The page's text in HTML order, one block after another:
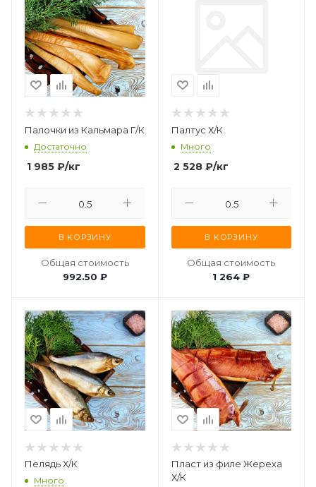
Палочки из Кальмара Г/К
Достаточно
1 985 ₽/кг
В КОРЗИНУ
Общая стоимость
992.50 ₽
Палтус Х/К
Много
2 528₽/кг
В КОРЗИНУ
Общая стоимость
1 264 ₽
Пелядь Х/К
Много
Пласт из филе Жереха
Х/К